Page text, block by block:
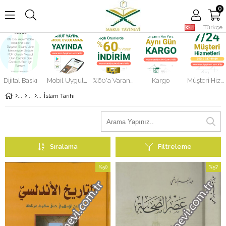
Türkçe
0
Dijital Baskı Mobil Uygulama %60'a Varan İndirimler Kargo Müşteri Hizmetleri
İslam Tarihi
Filtreleme
Sıralama
%50
%50İndirim
%57
İndirim